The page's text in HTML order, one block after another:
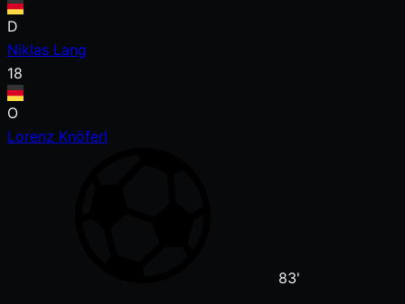
D
Niklas Lang
18
O
Lorenz Knöferl
83'